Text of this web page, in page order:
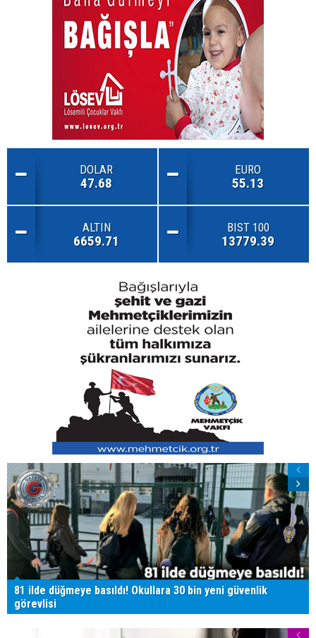
DOLAR
47.68
EURO
55.13
ALTIN
6659.71
BIST 100
13779.39
81 ilde düğmeye basıldı! Okullara 30 bin yeni güvenlik
görevlisi